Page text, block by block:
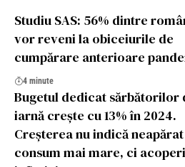
Studiu SAS: 56% dintre
vor reveni la obiceiurile de
cumpărare anterioare
4 minute
Bugetul dedicat sărbătorilor
iarnă crește cu 13% în 2024.
Creșterea nu indică
consum mai mare, ci